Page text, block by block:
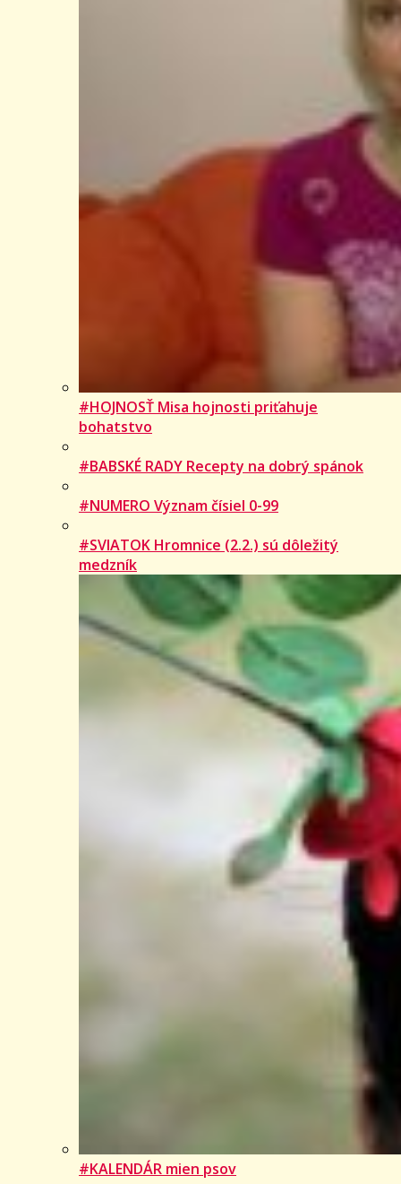
#HOJNOSŤ Misa hojnosti priťahuje
bohatstvo
#BABSKÉ RADY Recepty na dobrý spánok
#NUMERO Význam čísiel 0-99
#SVIATOK Hromnice (2.2.) sú dôležitý
medzník
#KALENDÁR mien psov